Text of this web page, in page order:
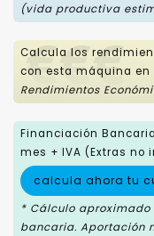
(vida productiva
Calcula los
con esta máquina
Rendimientos
Financiación
mes + IVA (Extras no
calcula ahora tu
* Cálculo aproximado
bancaria. Aportación